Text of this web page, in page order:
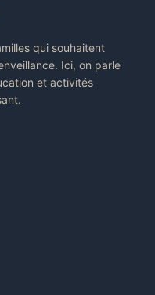
qui souhaitent
Ici, on parle
et activités